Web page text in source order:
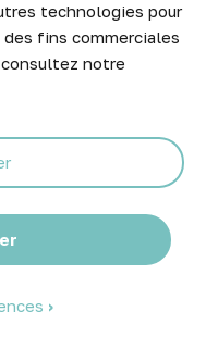
technologies pour
fins commerciales
consultez notre
informé de nos meilleurs
droits réservés